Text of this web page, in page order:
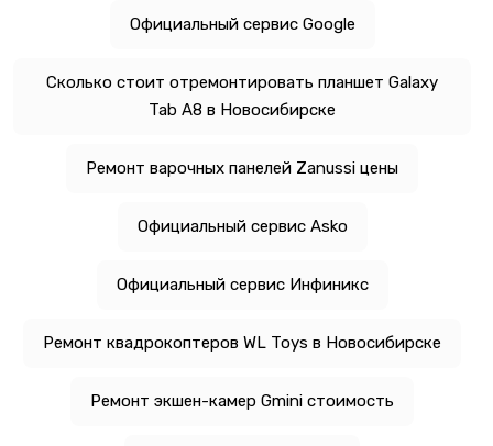
Официальный сервис Google
Сколько стоит отремонтировать планшет Galaxy
Tab A8 в Новосибирске
Ремонт варочных панелей Zanussi цены
Официальный сервис Asko
Официальный сервис Инфиникс
Ремонт квадрокоптеров WL Toys в Новосибирске
Ремонт экшен-камер Gmini стоимость